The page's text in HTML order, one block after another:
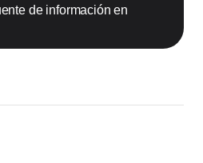
de información en